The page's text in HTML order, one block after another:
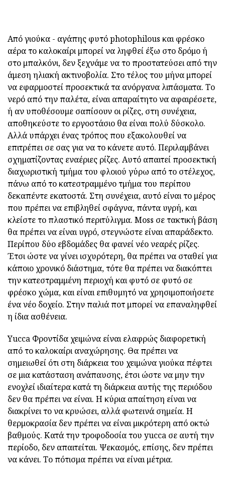
Από γιούκα - αγάπης φυτό photophilous και φρέσκο
αέρα το καλοκαίρι μπορεί να ληφθεί έξω στο δρόμο ή
στο μπαλκόνι, δεν ξεχνάμε να το προστατεύσει από την
άμεση ηλιακή ακτινοβολία. Στο τέλος του μήνα μπορεί
να εφαρμοστεί προσεκτικά τα ανόργανα λιπάσματα. Το
νερό από την παλέτα, είναι απαραίτητο να αφαιρέσετε,
ή αν υποθέσουμε σαπίσουν οι ρίζες, στη συνέχεια,
αποθηκεύστε το εργοστάσιο θα είναι πολύ δύσκολο.
Αλλά υπάρχει ένας τρόπος που εξακολουθεί να
επιτρέπει σε σας για να το κάνετε αυτό. Περιλαμβάνει
σχηματίζοντας εναέριες ρίζες. Αυτό απαιτεί προσεκτική
διαχωριστική τμήμα του φλοιού γύρω από το στέλεχος,
πάνω από το κατεστραμμένο τμήμα του περίπου
δεκαπέντε εκατοστά. Στη συνέχεια, αυτό είναι το μέρος
που πρέπει να επιβληθεί σφάγνα, πάντα υγρή, και
κλείστε το πλαστικό περιτύλιγμα. Moss σε τακτική βάση
θα πρέπει να είναι υγρό, στεγνώστε είναι απαράδεκτο.
Περίπου δύο εβδομάδες θα φανεί νέο νεαρές ρίζες.
Έτσι ώστε να γίνει ισχυρότερη, θα πρέπει να σταθεί για
κάποιο χρονικό διάστημα, τότε θα πρέπει να διακόπτει
την κατεστραμμένη περιοχή και φυτό σε φυτό σε
φρέσκο χώμα, και είναι επιθυμητό να χρησιμοποιήσετε
ένα νέο δοχείο. Στην παλιά ποτ μπορεί να επαναληφθεί
η ίδια ασθένεια.
Yucca Φροντίδα χειμώνα είναι ελαφρώς διαφορετική
από το καλοκαίρι αναχώρησης. Θα πρέπει να
σημειωθεί ότι στη διάρκεια του χειμώνα γιούκα πέφτει
σε μια κατάσταση ανάπαυσης, έτσι ώστε να μην την
ενοχλεί ιδιαίτερα κατά τη διάρκεια αυτής της περιόδου
δεν θα πρέπει να είναι. Η κύρια απαίτηση είναι να
διακρίνει το να κρυώσει, αλλά φωτεινά σημεία. Η
θερμοκρασία δεν πρέπει να είναι μικρότερη από οκτώ
βαθμούς. Κατά την τροφοδοσία του yucca σε αυτή την
περίοδο, δεν απαιτείται. Ψεκασμός, επίσης, δεν πρέπει
να κάνει. Το πότισμα πρέπει να είναι μέτρια.